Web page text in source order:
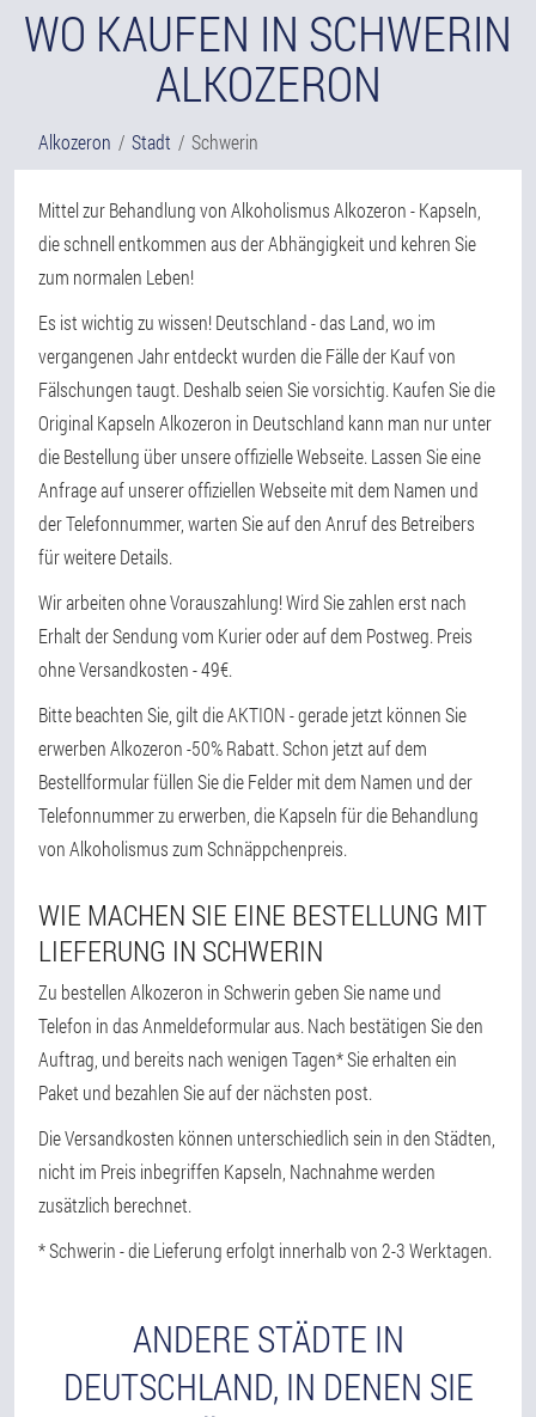
WO KAUFEN IN SCHWERIN
ALKOZERON
Alkozeron Stadt Schwerin
Mittel zur Behandlung von Alkoholismus Alkozeron - Kapseln,
die schnell entkommen aus der Abhängigkeit und kehren Sie
zum normalen Leben!
Es ist wichtig zu wissen! Deutschland - das Land, wo im
vergangenen Jahr entdeckt wurden die Fälle der Kauf von
Fälschungen taugt. Deshalb seien Sie vorsichtig. Kaufen Sie die
Original Kapseln Alkozeron in Deutschland kann man nur unter
die Bestellung über unsere offizielle Webseite. Lassen Sie eine
Anfrage auf unserer offiziellen Webseite mit dem Namen und
der Telefonnummer, warten Sie auf den Anruf des Betreibers
für weitere Details.
Wir arbeiten ohne Vorauszahlung! Wird Sie zahlen erst nach
Erhalt der Sendung vom Kurier oder auf dem Postweg. Preis
ohne Versandkosten - 49€.
Bitte beachten Sie, gilt die AKTION - gerade jetzt können Sie
erwerben Alkozeron -50% Rabatt. Schon jetzt auf dem
Bestellformular füllen Sie die Felder mit dem Namen und der
Telefonnummer zu erwerben, die Kapseln für die Behandlung
von Alkoholismus zum Schnäppchenpreis.
WIE MACHEN SIE EINE BESTELLUNG MIT
LIEFERUNG IN SCHWERIN
Zu bestellen Alkozeron in Schwerin geben Sie name und
Telefon in das Anmeldeformular aus. Nach bestätigen Sie den
Auftrag, und bereits nach wenigen Tagen* Sie erhalten ein
Paket und bezahlen Sie auf der nächsten post.
Die Versandkosten können unterschiedlich sein in den Städten,
nicht im Preis inbegriffen Kapseln, Nachnahme werden
zusätzlich berechnet.
* Schwerin - die Lieferung erfolgt innerhalb von 2-3 Werktagen.
ANDERE STÄDTE IN
DEUTSCHLAND, IN DENEN SIE